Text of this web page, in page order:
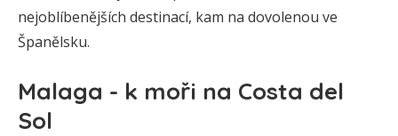
nejoblíbenějších destinací, kam na dovolenou ve
Španělsku.
Malaga - k moři na Costa del
Sol